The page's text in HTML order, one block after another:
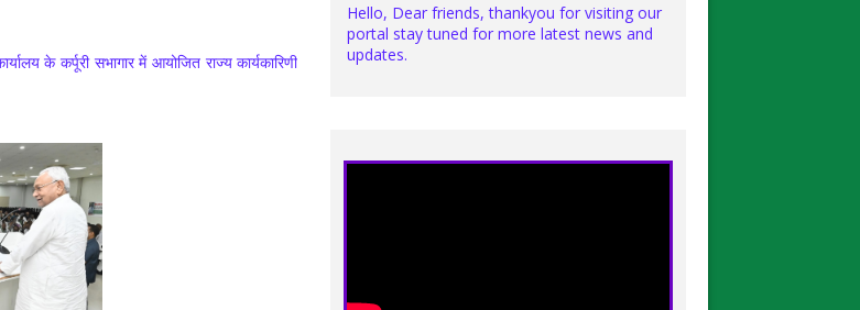
के कर्पूरी सभागार में आयोजित राज्य कार्यकारिणी
Hello, Dear friends, thankyou for visiting our
portal stay tuned for more latest news and
updates.